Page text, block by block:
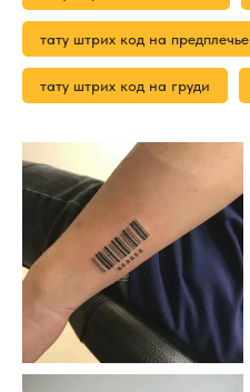
тату штрих код на предплечье
тату штрих код на груди